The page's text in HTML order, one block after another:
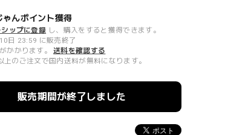
ゃんポイント獲得
ップに登録 し、購入をすると獲得できます。
日 23:59 に販売終了
かかります。
送料を確認する
のご注文で国内送料が無料になります。
販売期間が終了しました